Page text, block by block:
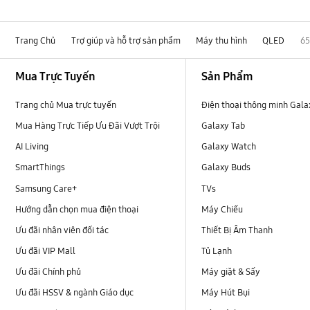
Trang Chủ Trợ giúp và hỗ trợ sản phẩm Máy thu hình QLED
Mua Trực Tuyến
Trang chủ Mua trực tuyến
Mua Hàng Trực Tiếp Ưu Đãi Vượt Trội
AI Living
SmartThings
Samsung Care+
Hướng dẫn chọn mua điện thoại
Ưu đãi nhân viên đối tác
Ưu đãi VIP Mall
Ưu đãi Chính phủ
Ưu đãi HSSV & ngành Giáo dục
Sản Phẩm
Điện thoại thông minh
Galaxy Tab
Galaxy Watch
Galaxy Buds
TVs
Máy Chiếu
Thiết Bị Âm Thanh
Tủ Lạnh
Máy giặt & Sấy
Máy Hút Bụi